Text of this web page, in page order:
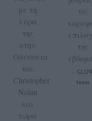
με τη
λύρα
της
στην
Οδύσσεια
του
Christopher
Nolan
και
τώρα
τις
της
team